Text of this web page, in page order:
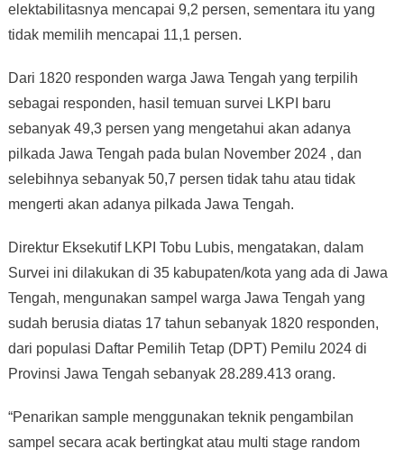
elektabilitasnya mencapai 9,2 persen, sementara itu yang
tidak memilih mencapai 11,1 persen.
Dari 1820 responden warga Jawa Tengah yang terpilih
sebagai responden, hasil temuan survei LKPI baru
sebanyak 49,3 persen yang mengetahui akan adanya
pilkada Jawa Tengah pada bulan November 2024 , dan
selebihnya sebanyak 50,7 persen tidak tahu atau tidak
mengerti akan adanya pilkada Jawa Tengah.
Direktur Eksekutif LKPI Tobu Lubis, mengatakan, dalam
Survei ini dilakukan di 35 kabupaten/kota yang ada di Jawa
Tengah, mengunakan sampel warga Jawa Tengah yang
sudah berusia diatas 17 tahun sebanyak 1820 responden,
dari populasi Daftar Pemilih Tetap (DPT) Pemilu 2024 di
Provinsi Jawa Tengah sebanyak 28.289.413 orang.
“Penarikan sample menggunakan teknik pengambilan
sampel secara acak bertingkat atau multi stage random